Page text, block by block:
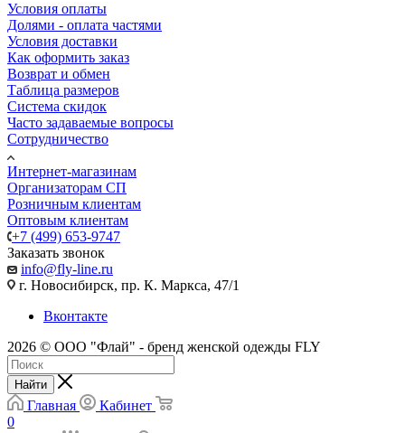
Условия оплаты
Долями - оплата частями
Условия доставки
Как оформить заказ
Возврат и обмен
Таблица размеров
Система скидок
Часто задаваемые вопросы
Сотрудничество
Интернет-магазинам
Организаторам СП
Розничным клиентам
Оптовым клиентам
+7 (499) 653-9747
Заказать звонок
info@fly-line.ru
г. Новосибирск, пр. К. Маркса, 47/1
Вконтакте
2026 © ООО "Флай" - бренд женской одежды FLY
Найти
Главная
Кабинет
0